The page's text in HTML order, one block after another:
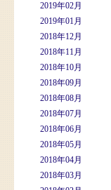
2019年02月
2019年01月
2018年12月
2018年11月
2018年10月
2018年09月
2018年08月
2018年07月
2018年06月
2018年05月
2018年04月
2018年03月